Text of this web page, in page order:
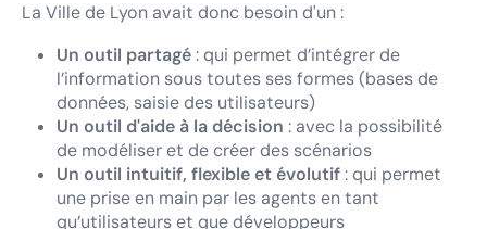
La Ville de Lyon avait donc besoin d'un :
Un outil partagé : qui permet d’intégrer de
l’information sous toutes ses formes (bases de
données, saisie des utilisateurs)
Un outil d'aide à la décision : avec la possibilité
de modéliser et de créer des scénarios
Un outil intuitif, flexible et évolutif : qui permet
une prise en main par les agents en tant
qu’utilisateurs et que développeurs